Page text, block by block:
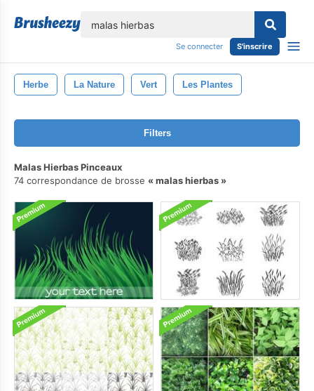
Se connecter S'inscrire
Herbe La Nature Vert Les Plantes
Filters
Malas Hierbas Pinceaux
74 correspondance de brosse
malas hierbas